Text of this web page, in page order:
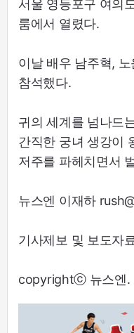
서울 영등포구 여의
룸에서 열렸다.
이날 배우 남주혁,
참석했다.
귀의 세계를 넘나드
간직한 궁녀 생강이
저주를 파헤치면서
뉴스엔 이재하
기사제보 및 보도자
copyrightⓒ 뉴스엔.